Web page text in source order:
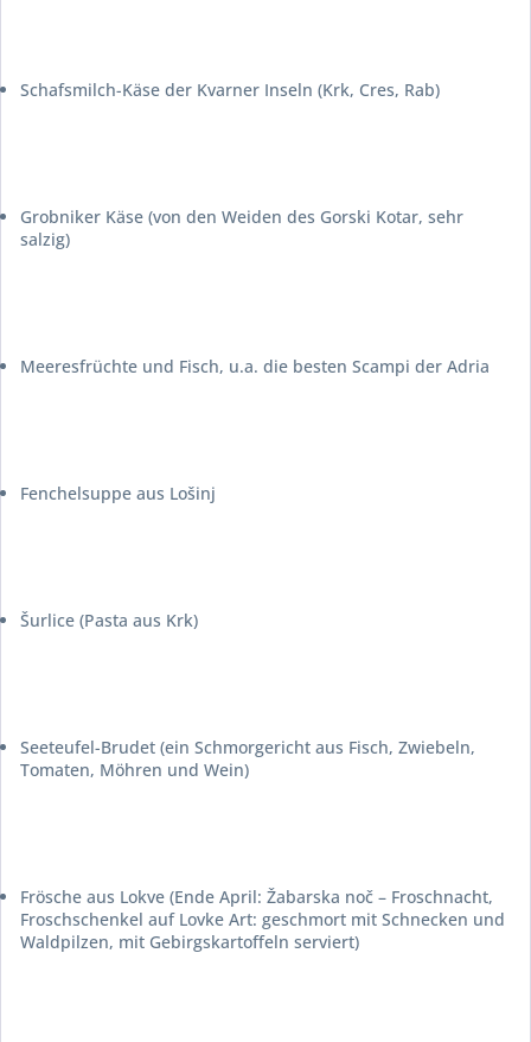
Schafsmilch-Käse der Kvarner Inseln (Krk, Cres, Rab)
Grobniker Käse (von den Weiden des Gorski Kotar, sehr
salzig)
Meeresfrüchte und Fisch, u.a. die besten Scampi der Adria
Fenchelsuppe aus Lošinj
Šurlice (Pasta aus Krk)
Seeteufel-Brudet (ein Schmorgericht aus Fisch, Zwiebeln,
Tomaten, Möhren und Wein)
Frösche aus Lokve (Ende April: Žabarska noč – Froschnacht,
Froschschenkel auf Lovke Art: geschmort mit Schnecken und
Waldpilzen, mit Gebirgskartoffeln serviert)